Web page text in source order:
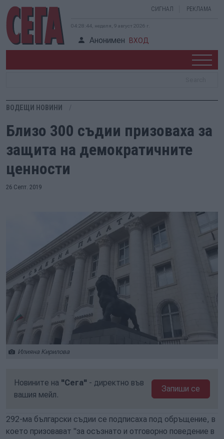
СИГНАЛ РЕКЛАМА
04:28:44, неделя, 9 август 2026 г.
Анонимен ВХОД
ВОДЕЩИ НОВИНИ
Близо 300 съдии призоваха за
защита на демократичните
ценности
26 Септ. 2019
Илияна Кирилова
Новините на "Сега" - директно във
вашия мейл.
Запиши се
292-ма български съдии се подписаха под обръщение, в
което призовават "за осъзнато и отговорно поведение в